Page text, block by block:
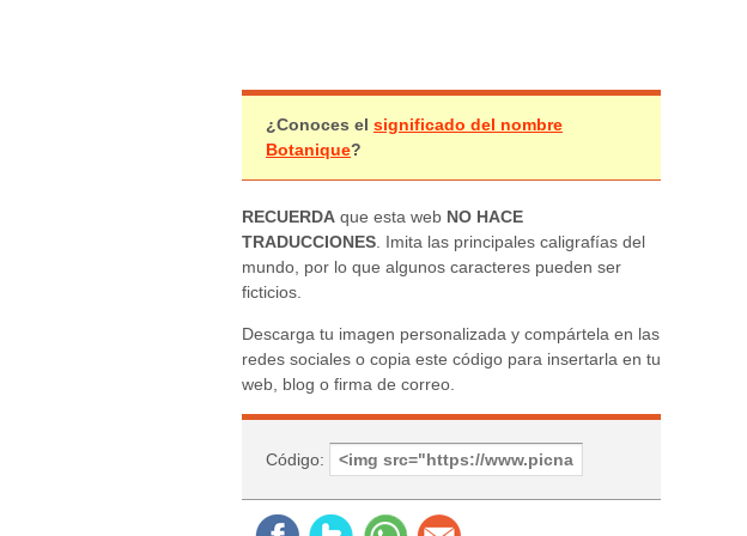
¿Conoces el significado del nombre
Botanique?
RECUERDA que esta web NO HACE
TRADUCCIONES . Imita las principales caligrafías del
mundo, por lo que algunos caracteres pueden ser
ficticios.
Descarga tu imagen personalizada y compártela en las
redes sociales o copia este código para insertarla en tu
web, blog o firma de correo.
Código: